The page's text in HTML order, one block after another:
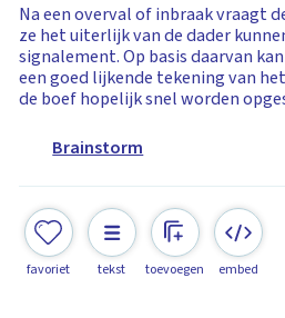
Na een overval of inbraak vraagt
ze het uiterlijk van de dader
signalement. Op basis daarvan
een goed lijkende tekening van
de boef hopelijk snel worden
Brainstorm
favoriet tekst toevoegen embed